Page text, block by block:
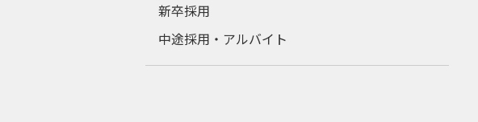
新卒採用
中途採用・アルバイト